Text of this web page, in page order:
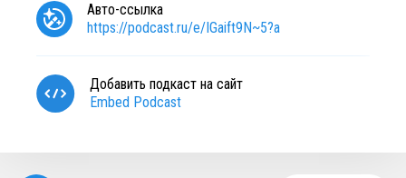
Авто-ссылка
https://podcast.ru/e/IGaift9N~5?a
Добавить подкаст на сайт
Embed Podcast